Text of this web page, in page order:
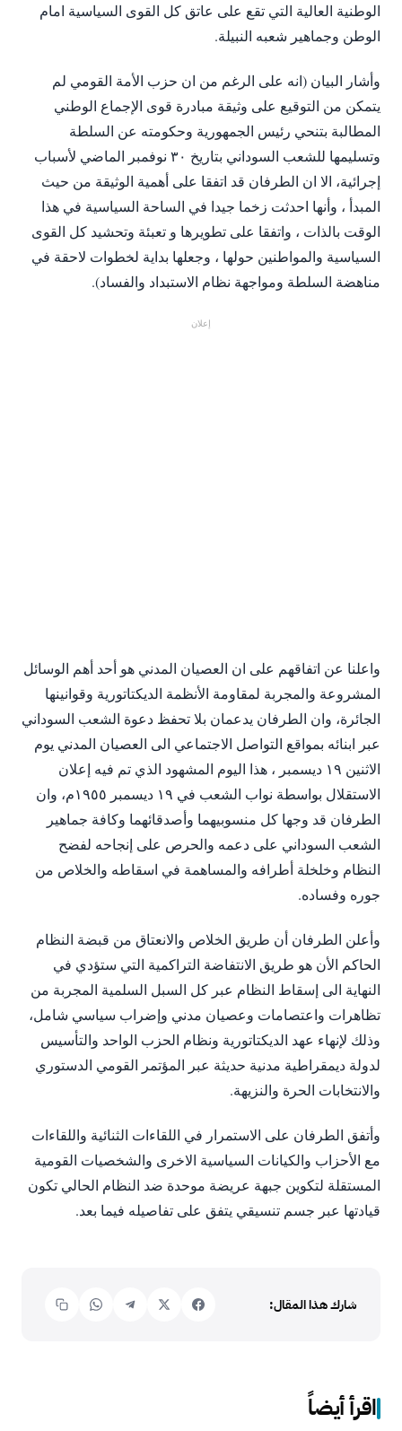
الوطنية العالية التي تقع على عاتق كل القوى السياسية امام
الوطن وجماهير شعبه النبيلة.
وأشار البيان (انه على الرغم من ان حزب الأمة القومي لم
يتمكن من التوقيع على وثيقة مبادرة قوى الإجماع الوطني
المطالبة بتنحي رئيس الجمهورية وحكومته عن السلطة
وتسليمها للشعب السوداني بتاريخ ٣٠ نوفمبر الماضي لأسباب
إجرائية، الا ان الطرفان قد اتفقا على أهمية الوثيقة من حيث
المبدأ ، وأنها احدثت زخما جيدا في الساحة السياسية في هذا
الوقت بالذات ، واتفقا على تطويرها و تعبئة وتحشيد كل القوى
السياسية والمواطنين حولها ، وجعلها بداية لخطوات لاحقة في
مناهضة السلطة ومواجهة نظام الاستبداد والفساد).
إعلان
واعلنا عن اتفاقهم على ان العصيان المدني هو أحد أهم الوسائل
المشروعة والمجربة لمقاومة الأنظمة الديكتاتورية وقوانينها
الجائرة، وان الطرفان يدعمان بلا تحفظ دعوة الشعب السوداني
عبر ابنائه بمواقع التواصل الاجتماعي الى العصيان المدني يوم
الاثنين ١٩ ديسمبر ، هذا اليوم المشهود الذي تم فيه إعلان
الاستقلال بواسطة نواب الشعب في ١٩ ديسمبر ١٩٥٥م، وان
الطرفان قد وجها كل منسوبيهما وأصدقائهما وكافة جماهير
الشعب السوداني على دعمه والحرص على إنجاحه لفضح
النظام وخلخلة أطرافه والمساهمة في اسقاطه والخلاص من
جوره وفساده.
وأعلن الطرفان أن طريق الخلاص والانعتاق من قبضة النظام
الحاكم الأن هو طريق الانتفاضة التراكمية التي ستؤدي في
النهاية الى إسقاط النظام عبر كل السبل السلمية المجربة من
تظاهرات واعتصامات وعصيان مدني وإضراب سياسي شامل،
وذلك لإنهاء عهد الديكتاتورية ونظام الحزب الواحد والتأسيس
لدولة ديمقراطية مدنية حديثة عبر المؤتمر القومي الدستوري
والانتخابات الحرة والنزيهة.
وأتفق الطرفان على الاستمرار في اللقاءات الثنائية واللقاءات
مع الأحزاب والكيانات السياسية الاخرى والشخصيات القومية
المستقلة لتكوين جبهة عريضة موحدة ضد النظام الحالي تكون
قيادتها عبر جسم تنسيقي يتفق على تفاصيله فيما بعد.
شارك هذا المقال:
اقرأ أيضاً